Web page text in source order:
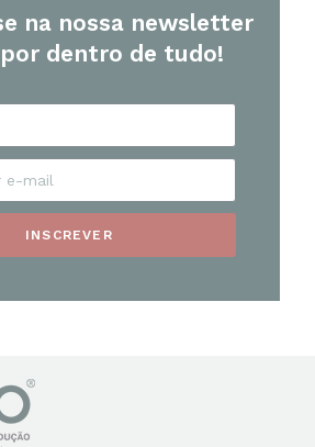
na nossa newsletter
dentro de tudo!
INSCREVER